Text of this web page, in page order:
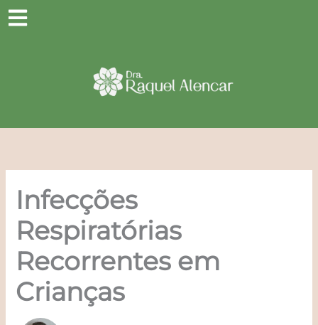
para
Infecções
Respiratórias
Recorrentes em
Crianças